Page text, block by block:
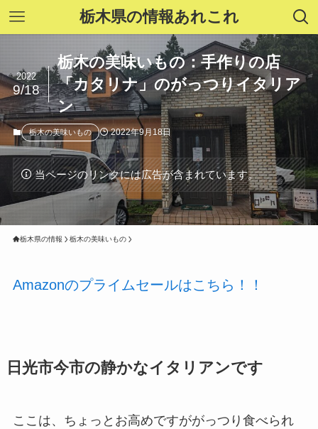
栃木県の情報あれこれ
栃木の美味いもの：手作りの店
「カタリナ」のがっつりイタリア
ン
2022
9/18
栃木の美味いもの 2022年9月18日
当ページのリンクには広告が含まれています。
栃木県の情報 栃木の美味いもの
Amazonのプライムセールはこちら！！
日光市今市の静かなイタリアンです
ここは、ちょっとお高めですががっつり食べられ